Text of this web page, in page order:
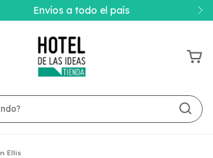
Envíos a todo el país
Ellis